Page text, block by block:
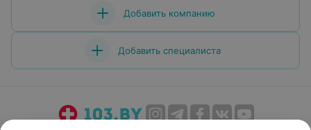
Добавить компанию
Добавить специалиста